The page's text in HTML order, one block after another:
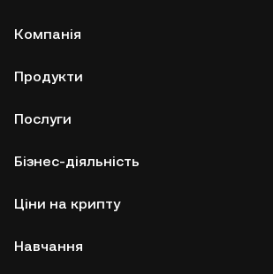
Компанія
Продукти
Послуги
Бізнес-діяльність
Ціни на крипту
Навчання